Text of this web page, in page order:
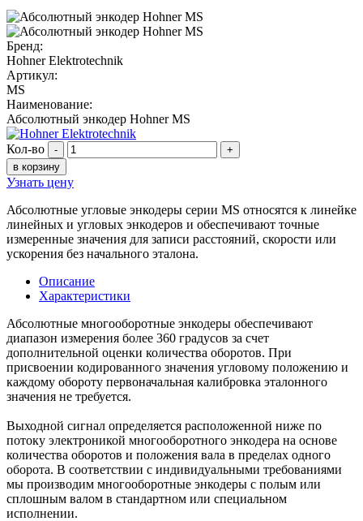
Бренд:
Hohner Elektrotechnik
Артикул:
MS
Наименование:
Абсолютный энкодер Hohner MS
Кол-во -
+
в корзину
Узнать цену
Абсолютные угловые энкодеры серии MS относятся к линейке
линейных и угловых энкодеров и обеспечивают точные
измеренные значения для записи расстояний, скорости или
ускорения без начального эталона.
Описание
Характеристики
Абсолютные многооборотные энкодеры обеспечивают
диапазон измерения более 360 градусов за счет
дополнительной оценки количества оборотов. При
присвоении кодированного значения угловому положению и
каждому обороту первоначальная калибровка эталонного
значения не требуется.
Выходной сигнал определяется расположенной ниже по
потоку электроникой многооборотного энкодера на основе
количества оборотов и положения вала в пределах одного
оборота. В соответствии с индивидуальными требованиями
мы производим многооборотные энкодеры с полым или
сплошным валом в стандартном или специальном
исполнении.